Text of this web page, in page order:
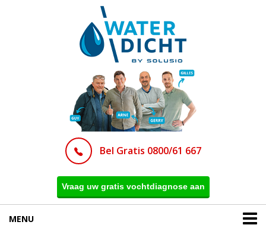
Bel Gratis 0800/61 667
Vraag uw gratis vochtdiagnose aan
MENU